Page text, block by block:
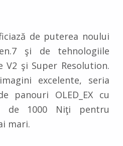
de puterea noului
şi de tehnologiile
V2 şi Super Resolution.
excelente, seria
panouri OLED_EX cu
de 1000 Niţi pentru
mari.